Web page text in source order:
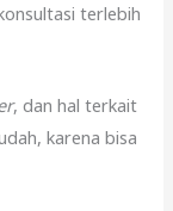
terlebih
, dan hal terkait
karena bisa